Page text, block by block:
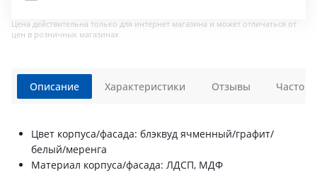
Цена действительна только для интернет магазина и может отличаться от
цен в розничных магазинах
Описание
Цвет корпуса/фасада: блэквуд ячменный/графит/
белый/меренга
Материал корпуса/фасада: ЛДСП, МДФ
Характеристики Отзывы Часто